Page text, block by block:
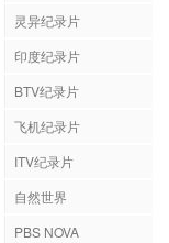
灵异纪录片
印度纪录片
BTV纪录片
飞机纪录片
ITV纪录片
自然世界
PBS NOVA